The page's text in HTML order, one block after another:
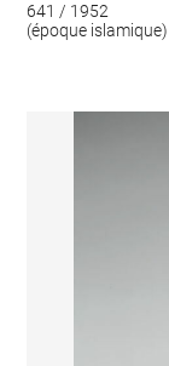
641 / 1952
(époque islamique)